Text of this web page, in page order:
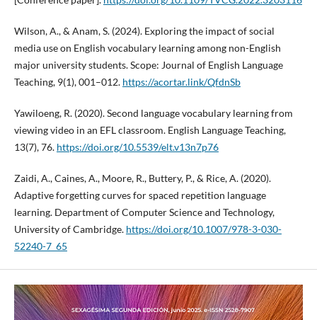
Wilson, A., & Anam, S. (2024). Exploring the impact of social
media use on English vocabulary learning among non-English
major university students. Scope: Journal of English Language
Teaching, 9(1), 001–012. https://acortar.link/QfdnSb
Yawiloeng, R. (2020). Second language vocabulary learning from
viewing video in an EFL classroom. English Language Teaching,
13(7), 76. https://doi.org/10.5539/elt.v13n7p76
Zaidi, A., Caines, A., Moore, R., Buttery, P., & Rice, A. (2020).
Adaptive forgetting curves for spaced repetition language
learning. Department of Computer Science and Technology,
University of Cambridge. https://doi.org/10.1007/978-3-030-
52240-7_65